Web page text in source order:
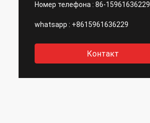
Номер телефона : 86-15961636229
whatsapp : +8615961636229
Контакт